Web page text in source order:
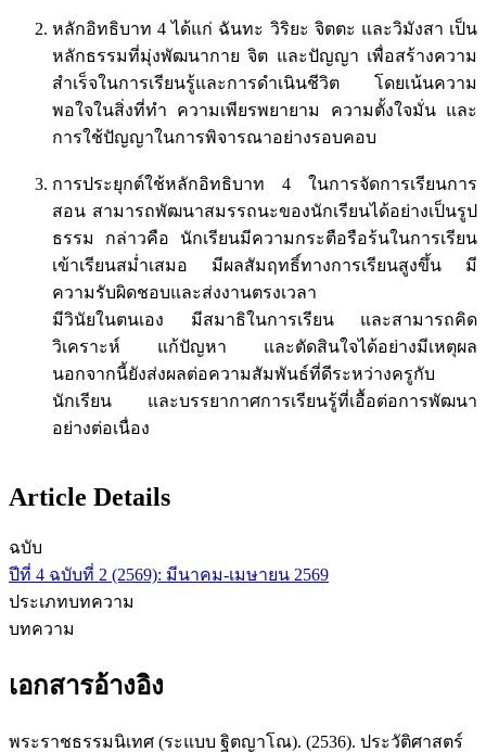
หลักอิทธิบาท 4 ได้แก่ ฉันทะ วิริยะ จิตตะ และวิมังสา เป็น
หลักธรรมที่มุ่งพัฒนากาย จิต และปัญญา เพื่อสร้างความ
สำเร็จในการเรียนรู้และการดำเนินชีวิต โดยเน้นความ
พอใจในสิ่งที่ทำ ความเพียรพยายาม ความตั้งใจมั่น และ
การใช้ปัญญาในการพิจารณาอย่างรอบคอบ
การประยุกต์ใช้หลักอิทธิบาท 4 ในการจัดการเรียนการ
สอน สามารถพัฒนาสมรรถนะของนักเรียนได้อย่างเป็นรูป
ธรรม กล่าวคือ นักเรียนมีความกระตือรือร้นในการเรียน
เข้าเรียนสม่ำเสมอ มีผลสัมฤทธิ์ทางการเรียนสูงขึ้น มี
ความรับผิดชอบและส่งงานตรงเวลา
มีวินัยในตนเอง มีสมาธิในการเรียน และสามารถคิด
วิเคราะห์ แก้ปัญหา และตัดสินใจได้อย่างมีเหตุผล
นอกจากนี้ยังส่งผลต่อความสัมพันธ์ที่ดีระหว่างครูกับ
นักเรียน และบรรยากาศการเรียนรู้ที่เอื้อต่อการพัฒนา
อย่างต่อเนื่อง
Article Details
ฉบับ
ปีที่ 4 ฉบับที่ 2 (2569): มีนาคม-เมษายน 2569
ประเภทบทความ
บทความ
เอกสารอ้างอิง
พระราชธรรมนิเทศ (ระแบบ ฐิตญาโณ). (2536). ประวัติศาสตร์